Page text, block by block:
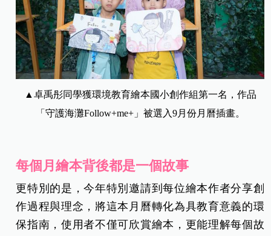
▲卓禹彤同學獲環境教育繪本國小創作組第一名，作品
「守護海灘Follow+me+」被選入9月份月曆插畫。
每個月繪本背後都是一個故事
更特別的是，今年特別邀請到每位繪本作者分享創
作過程與理念，將這本月曆轉化為具教育意義的環
保指南，使用者不僅可欣賞繪本，更能理解每個故